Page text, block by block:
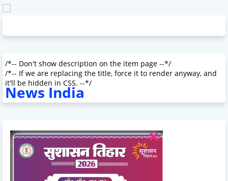
/*-- Don't show description on the item page --*/
/*-- If we are replacing the title, force it to render anyway, and
it'll be hidden in CSS. --*/
News India